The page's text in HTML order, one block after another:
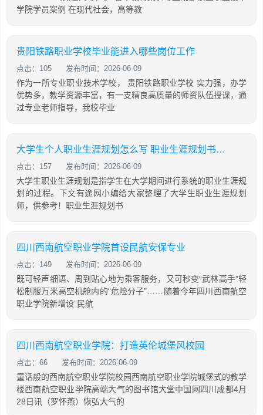
学院学员案例 在现代社会，高等教
贵阳铁路职业学校毕业能进入哪些岗位工作
点击：105 发布时间：2026-06-09
作为一所专业职业技术学校， 贵阳铁路职业学校 实力强，办学
优势多，教学资源丰富，有一支精良高质量的师资队伍授课，通
过专业老师指导，我校毕业
大学生个人职业生涯规划怎么写 职业生涯规划书范文3000字
点击：157 发布时间：2026-06-09
大学生职业生涯规划是指学生在大学期间进行系统的职业生涯规
划的过程。下文有途网小编给大家整理了大学生职业生涯规划
师，供参考！职业生涯规划书
四川西南航空职业学院首设民航安保专业
点击：149 发布时间：2026-06-09
既可轻声细语、周到贴心地为乘客服务，又可秒变“武林高手”轻
松制服万米高空机舱内的“危险分子”……随着今年四川西南航空
职业学院新增设“民航
四川西南航空职业学院：打造英伦城堡风校园
点击：66 发布时间：2026-06-09
童话般的西南航空职业学院校园西南航空职业学院城堡式的教学
楼西南航空职业学院高端大气的图书馆大堂中国网四川成都4月
28日讯（罗怀燕）恢弘大气的